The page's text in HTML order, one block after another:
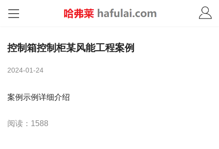
控制箱控制柜某风能工程案例
2024-01-24
案例示例详细介绍
阅读：1588